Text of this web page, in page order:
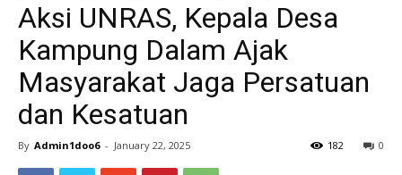
Aksi UNRAS, Kepala Desa
Kampung Dalam Ajak
Masyarakat Jaga Persatuan
dan Kesatuan
By Admin1doo6 - January 22, 2025 0
182